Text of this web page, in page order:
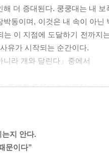
해 더 증대된다. 쿵쿵대는 내
박동이며, 이것은 내 속이 아
는 이 지점에 도달하기 전까지
유가 시작되는 순간이다.
니라 개와 달린다」중에서
특별한 종류의 놀이였다. 그
내의 놀이이자 내가 견딜 수
의 앎도 달리기의 일부이다.
하는 즐거움」중에서
지 안다.
문이다”